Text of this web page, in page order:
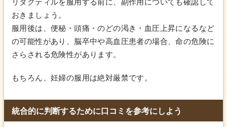
リダクティルを服用する前に、副作用についても確認して
おきましょう。
服用後は、便秘・頭痛・のどの渇き・血圧上昇になるなど
の可能性があり、脳卒中や高血圧患者の場合、命の危険に
さらされる危険性があります。
もちろん、妊婦の服用は絶対厳禁です。
統合的に判断するために口コミを参考にしよう